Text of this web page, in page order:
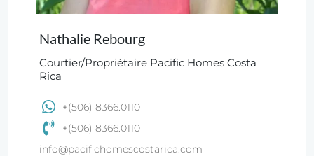
Nathalie Rebourg
Courtier/Propriétaire Pacific Homes Costa
Rica
+(506) 8366.0110
+(506) 8366.0110
info@pacifichomescostarica.com